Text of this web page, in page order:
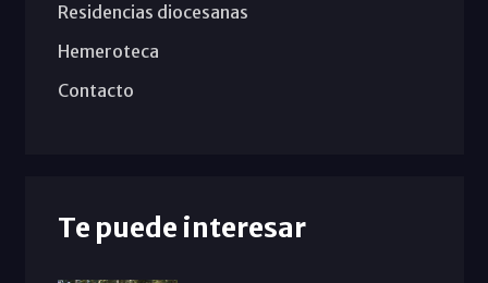
Residencias diocesanas
Hemeroteca
Contacto
Te puede interesar